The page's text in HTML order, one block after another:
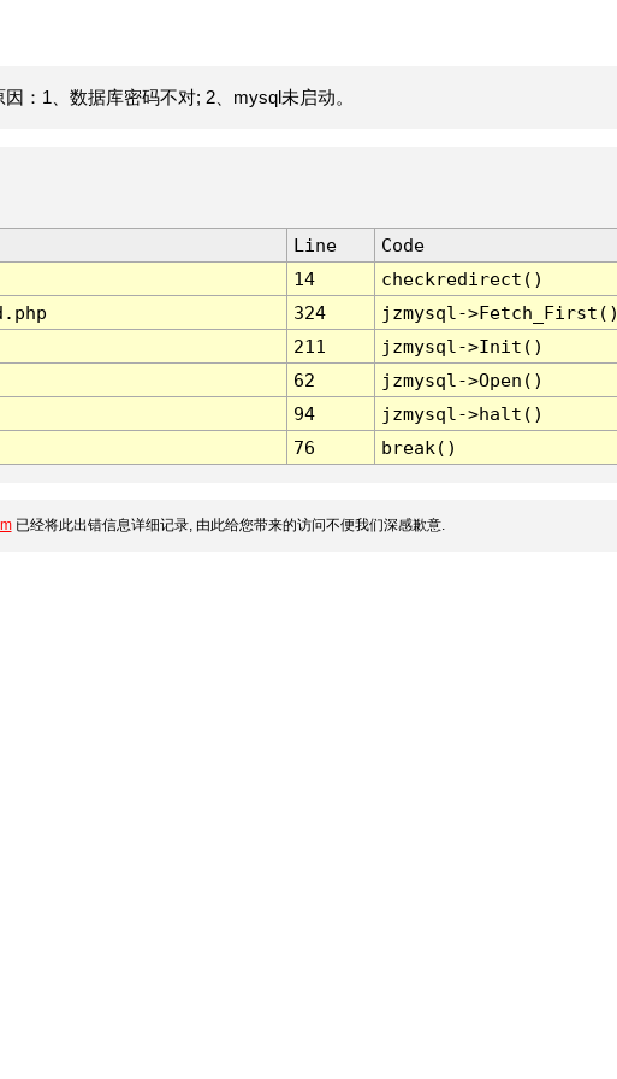
：1、数据库密码不对; 2、mysql未启动。
Line
Code
14
checkredirect()
324
jzmysql-
211
jzmysql->Init()
62
jzmysql->Open()
94
jzmysql->halt()
76 break()
已经将此出错信息详细记录, 由此给您带来的访问不便我们深感歉意.